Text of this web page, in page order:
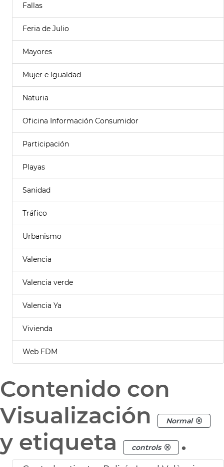
Fallas
Feria de Julio
Mayores
Mujer e Igualdad
Naturia
Oficina Información Consumidor
Participación
Playas
Sanidad
Tráfico
Urbanismo
Valencia
Valencia verde
Valencia Ya
Vivienda
Web FDM
Contenido con
Visualización
Normal
y etiqueta controls .